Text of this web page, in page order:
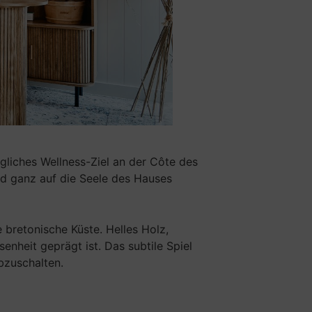
Wellness-Ziel an der Côte des
ganz auf die Seele des Hauses
Küste. Helles Holz,
geprägt ist. Das subtile Spiel